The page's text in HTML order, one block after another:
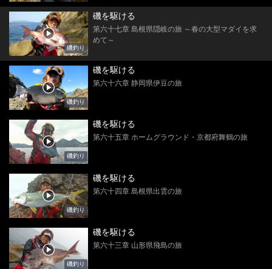
磯釣り
磯を駆ける
第六十七章 島根県隠岐の旅 ～春の大型マダイを求
めて～
磯釣り
磯を駆ける
第六十六章 静岡県伊豆の旅
磯釣り
磯を駆ける
第六十五章 ホームグラウンド・京都府舞鶴の旅
磯釣り
磯を駆ける
第六十四章 島根県出雲の旅
磯釣り
磯を駆ける
第六十三章 山形県飛島の旅